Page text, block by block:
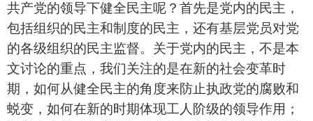
共产党的领导下健全民主呢？首先是党内的民主，
包括组织的民主和制度的民主，还有基层党员对党
的各级组织的民主监督。关于党内的民主，不是本
文讨论的重点，我们关注的是在新的社会变革时
期，如何从健全民主的角度来防止执政党的腐败和
蜕变，如何在新的时期体现工人阶级的领导作用；